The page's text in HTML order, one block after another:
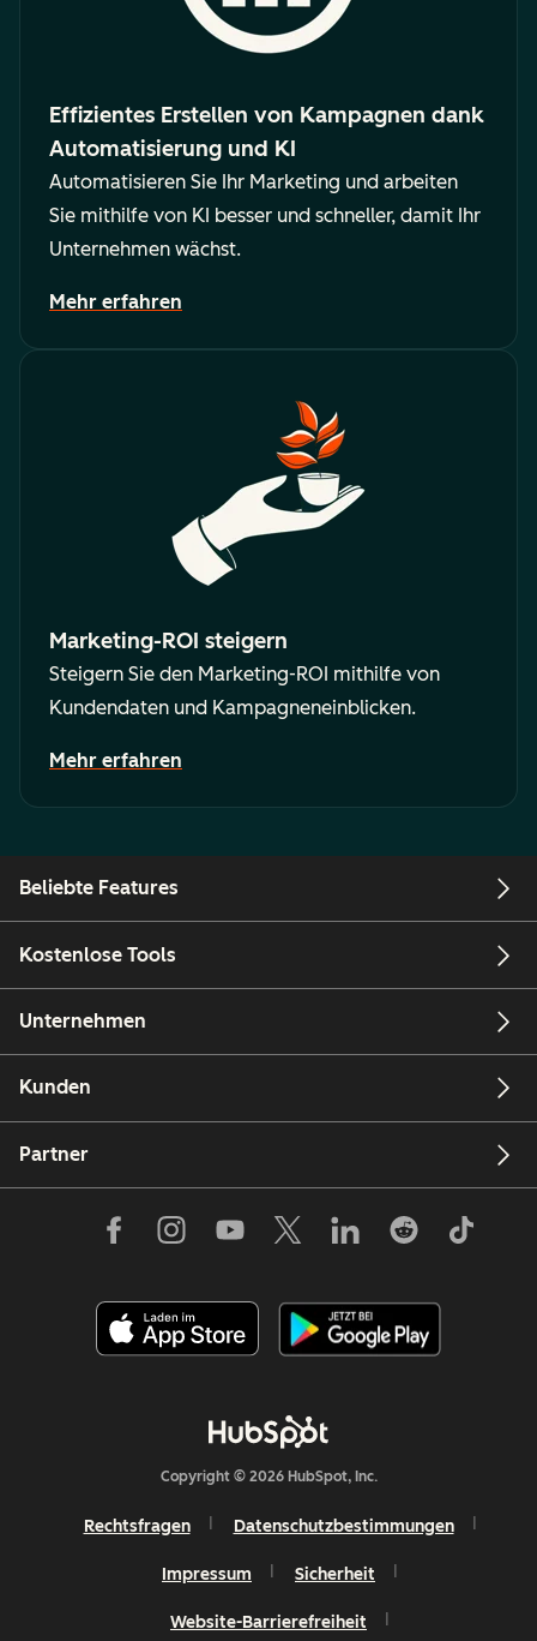
Effizientes Erstellen von Kampagnen dank
Automatisierung und KI
Automatisieren Sie Ihr Marketing und arbeiten
Sie mithilfe von KI besser und schneller, damit Ihr
Unternehmen wächst.
Mehr erfahren
Marketing-ROI steigern
Steigern Sie den Marketing-ROI mithilfe von
Kundendaten und Kampagneneinblicken.
Mehr erfahren
Beliebte Features
Kostenlose Tools
Unternehmen
Kunden
Partner
Copyright © 2026 HubSpot, Inc.
Rechtsfragen Datenschutzbestimmungen
Impressum Sicherheit
Website-Barrierefreiheit